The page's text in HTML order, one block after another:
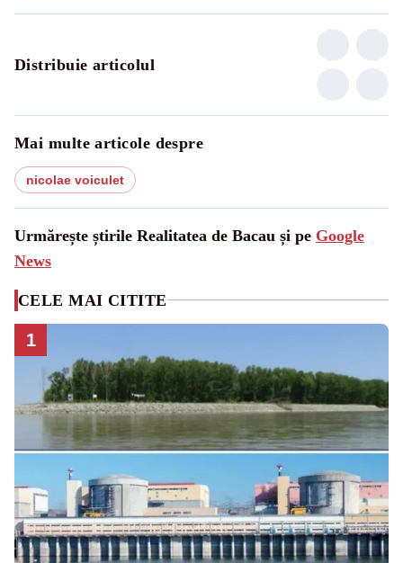
Distribuie articolul
Mai multe articole despre
nicolae voiculet
Urmărește știrile Realitatea de Bacau și pe Google
News
CELE MAI CITITE
1